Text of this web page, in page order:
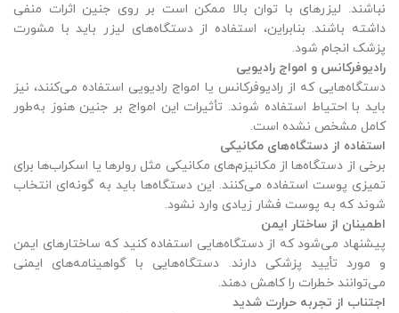
نباشند. لیزرهای با توان بالا ممکن است بر روی جنین اثرات منفی
داشته باشند. بنابراین، استفاده از دستگاه‌های لیزر باید با مشورت
پزشک انجام شود.
رادیوفرکانس و امواج رادیویی
دستگاه‌هایی که از رادیوفرکانس یا امواج رادیویی استفاده می‌کنند، نیز
باید با احتیاط استفاده شوند. تأثیرات این امواج بر جنین هنوز به‌طور
کامل مشخص نشده است.
استفاده از دستگاه‌های مکانیکی
برخی از دستگاه‌ها از مکانیزم‌های مکانیکی مثل رولرها یا اسکراب‌ها برای
تمیزی پوست استفاده می‌کنند. این دستگاه‌ها باید به گونه‌ای انتخاب
شوند که به پوست فشار زیادی وارد نشود.
اطمینان از ساختار ایمن
پیشنهاد می‌شود که از دستگاه‌هایی استفاده کنید که ساختارهای ایمن
و مورد تأیید پزشکی دارند. دستگاه‌هایی با گواهینامه‌های ایمنی
می‌توانند خطرات را کاهش دهند.
اجتناب از تجربه حرارت شدید